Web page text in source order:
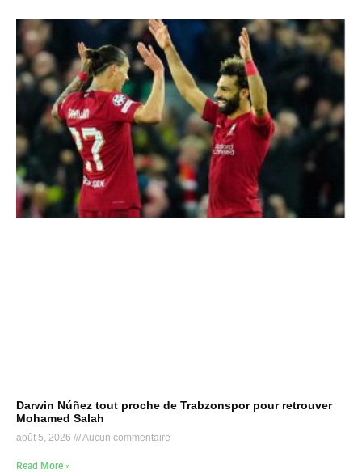
Darwin Núñez tout proche de Trabzonspor pour retrouver
Mohamed Salah
août 5, 2026 Aucun commentaire
Read More »